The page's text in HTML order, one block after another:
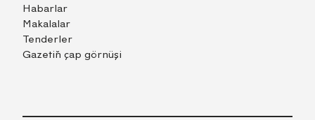
Habarlar
Makalalar
Tenderler
Gazetiň çap görnüşi